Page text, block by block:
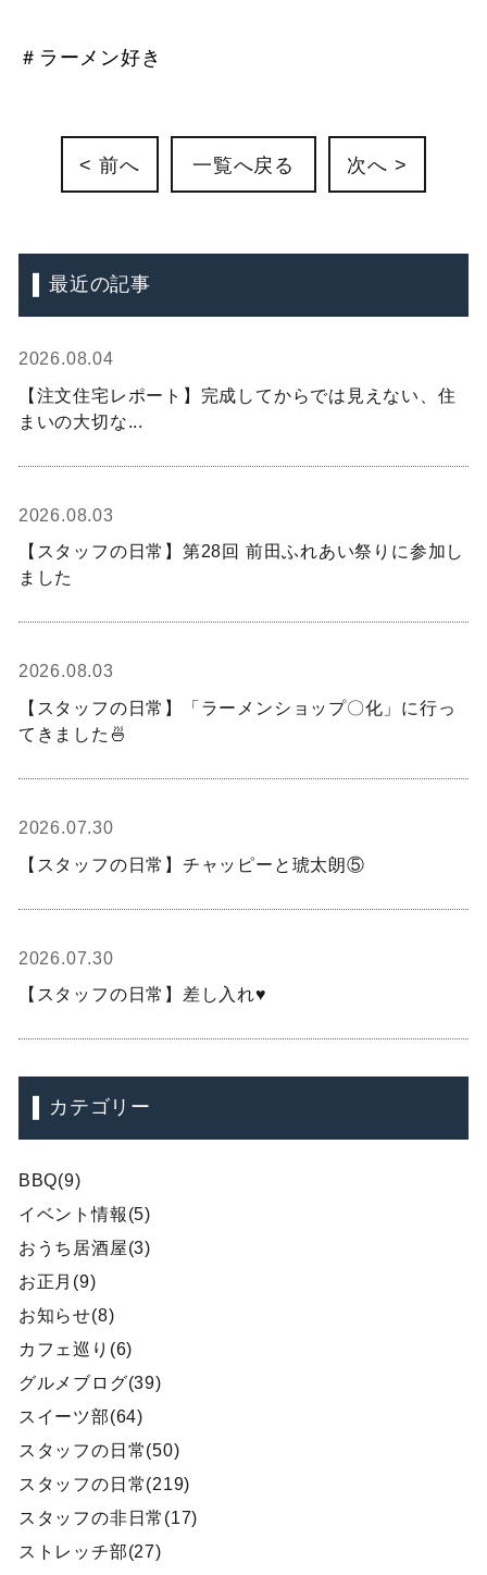
＃ラーメン好き
< 前へ 一覧へ戻る 次へ >
最近の記事
2026.08.04
【注文住宅レポート】完成してからでは見えない、住
まいの大切な...
2026.08.03
【スタッフの日常】第28回 前田ふれあい祭りに参加し
ました
2026.08.03
【スタッフの日常】「ラーメンショップ〇化」に行っ
てきました🍜
2026.07.30
【スタッフの日常】チャッピーと琥太朗⑤
2026.07.30
【スタッフの日常】差し入れ♥
カテゴリー
BBQ(9)
イベント情報(5)
おうち居酒屋(3)
お正月(9)
お知らせ(8)
カフェ巡り(6)
グルメブログ(39)
スイーツ部(64)
スタッフの日常(50)
スタッフの日常(219)
スタッフの非日常(17)
ストレッチ部(27)